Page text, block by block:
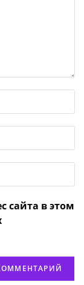
сайта в этом